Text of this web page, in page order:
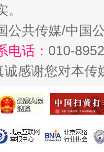
公共传媒/中国
话： 010-
感谢您对本